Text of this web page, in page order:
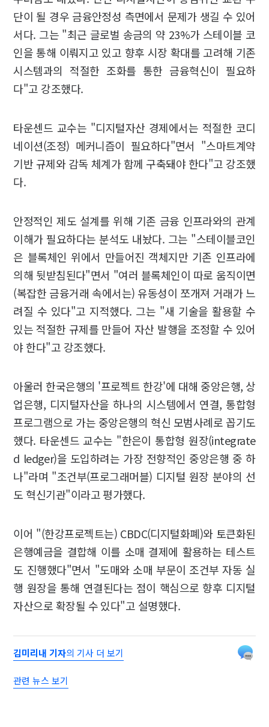
단이 될 경우 금융안정성 측면에서 문제가 생길 수 있어
서다. 그는 "최근 글로벌 송금의 약 23%가 스테이블 코
인을 통해 이뤄지고 있고 향후 시장 확대를 고려해 기존
시스템과의 적절한 조화를 통한 금융혁신이 필요하
다"고 강조했다.
타운센드 교수는 "디지털자산 경제에서는 적절한 코디
네이션(조정) 메커니즘이 필요하다"면서 "스마트계약
기반 규제와 감독 체계가 함께 구축돼야 한다"고 강조했
다.
안정적인 제도 설계를 위해 기존 금융 인프라와의 관계
이해가 필요하다는 분석도 내놨다. 그는 "스테이블코인
은 블록체인 위에서 만들어진 객체지만 기존 인프라에
의해 뒷받침된다"면서 "여러 블록체인이 따로 움직이면
(복잡한 금융거래 속에서는) 유동성이 쪼개져 거래가 느
려질 수 있다"고 지적했다. 그는 "새 기술을 활용할 수
있는 적절한 규제를 만들어 자산 발행을 조정할 수 있어
야 한다"고 강조했다.
아울러 한국은행의 '프로젝트 한강'에 대해 중앙은행, 상
업은행, 디지털자산을 하나의 시스템에서 연결, 통합형
프로그램으로 가는 중앙은행의 혁신 모범사례로 꼽기도
했다. 타운센드 교수는 "한은이 통합형 원장(integrate
d ledger)을 도입하려는 가장 전향적인 중앙은행 중 하
나"라며 "조건부(프로그래머블) 디지털 원장 분야의 선
도 혁신기관"이라고 평가했다.
이어 "(한강프로젝트는) CBDC(디지털화폐)와 토큰화된
은행예금을 결합해 이를 소매 결제에 활용하는 테스트
도 진행했다"면서 "도매와 소매 부문이 조건부 자동 실
행 원장을 통해 연결된다는 점이 핵심으로 향후 디지털
자산으로 확장될 수 있다"고 설명했다.
김미리내 기자의 기사 더 보기
관련 뉴스 보기